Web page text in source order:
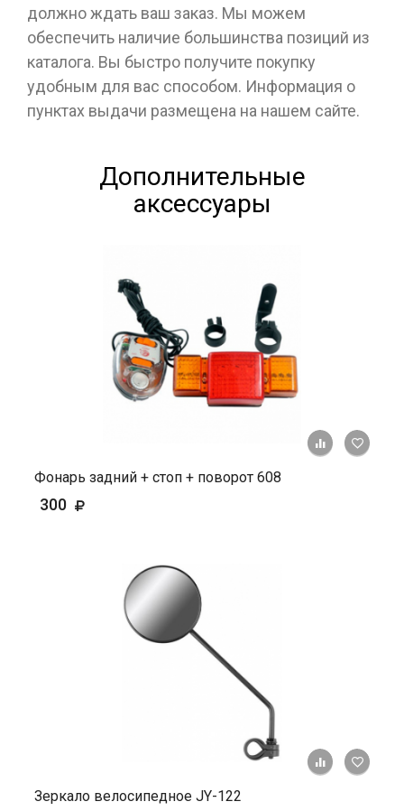
должно ждать ваш заказ. Мы можем
обеспечить наличие большинства позиций из
каталога. Вы быстро получите покупку
удобным для вас способом. Информация о
пунктах выдачи размещена на нашем сайте.
Дополнительные
аксессуары
+ К
Фонарь задний + стоп + поворот 608
300
+ К
Зеркало велосипедное JY-122